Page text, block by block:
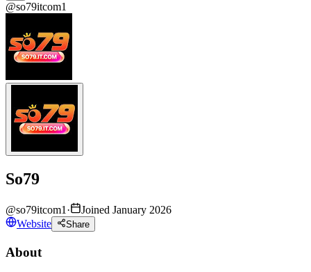
@so79itcom1
So79
@so79itcom1 ·
Joined January 2026
Website
Share
About